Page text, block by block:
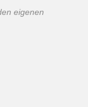
eigenen